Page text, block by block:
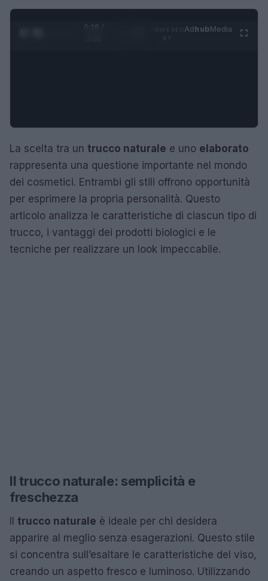
0:29 /
AdhubMedia
La scelta tra un trucco naturale e uno elaborato
rappresenta una questione importante nel mondo
dei cosmetici. Entrambi gli stili offrono opportunità
per esprimere la propria personalità. Questo
articolo analizza le caratteristiche di ciascun tipo di
trucco, i vantaggi dei prodotti biologici e le
tecniche per realizzare un look impeccabile.
Il trucco naturale: semplicità e
freschezza
Il trucco naturale è ideale per chi desidera
apparire al meglio senza esagerazioni. Questo stile
si concentra sull’esaltare le caratteristiche del viso,
creando un aspetto fresco e luminoso. Utilizzando